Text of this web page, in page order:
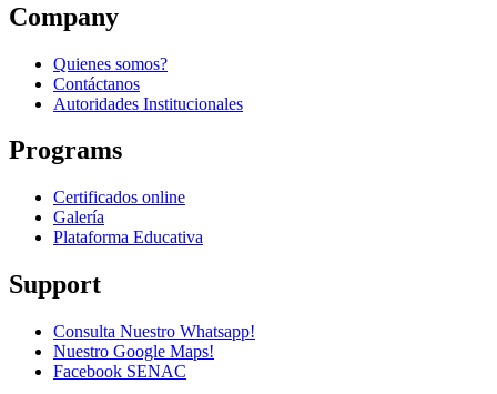
Company
Quienes somos?
Contáctanos
Autoridades Institucionales
Programs
Certificados online
Galería
Plataforma Educativa
Support
Consulta Nuestro Whatsapp!
Nuestro Google Maps!
Facebook SENAC